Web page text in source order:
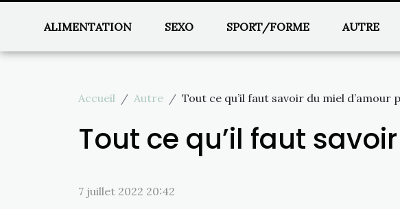
ALIMENTATION SEXO SPORT/FORME AUTRE
Accueil Autre Tout ce qu’il faut savoir du miel d’amour
Tout ce qu’il faut
7 juillet 2022 20:42